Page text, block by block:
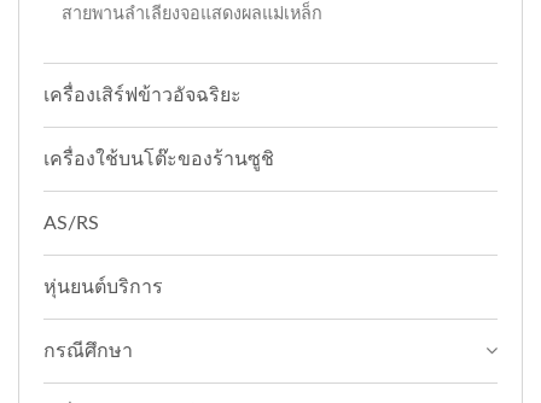
สายพานลำเลียงจอแสดงผลแม่เหล็ก
เครื่องเสิร์ฟข้าวอัจฉริยะ
เครื่องใช้บนโต๊ะของร้านซูชิ
AS/RS
หุ่นยนต์บริการ
กรณีศึกษา